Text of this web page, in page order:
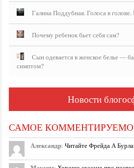
Галина Поддубная. Голоса в
Почему ребенок бьет себя сам?
Сын одевается в женское белье —
симптом?
Новости
САМОЕ
Александр: Читайте Фрейда А